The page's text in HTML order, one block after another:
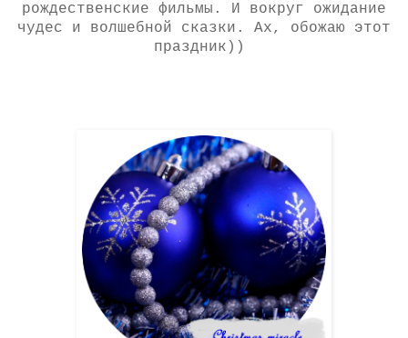
рождественские фильмы. И вокруг ожидание
чудес и волшебной сказки. Ах, обожаю этот
праздник))